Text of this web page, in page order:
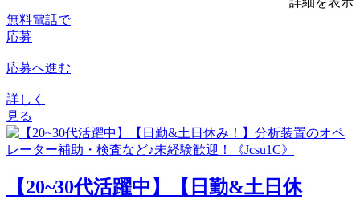
無料電話で
応募
応募へ進む
詳しく
見る
【20~30代活躍中】【日勤&土日休